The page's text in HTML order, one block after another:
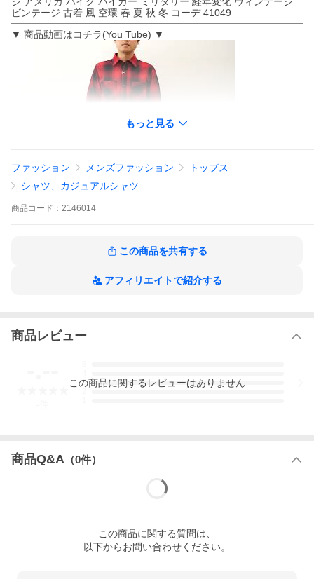
ビンテージ 古着 風 空環 春 夏 秋 冬 コーデ 41049
▼ 商品動画はコチラ(You Tube) ▼
視聴ページへ(外部サイト)
もっと見る
ファッション メンズファッション
トップス
シャツ、カジュアルシャツ
商品 コード： 2146014
この商品を共有する
アフィリエイトで紹介する
商品レビュー
3
この商品に関するレビューはありません
商品Q&A （0件）
この商品に関する質問は、
以下からお問い合わせください。